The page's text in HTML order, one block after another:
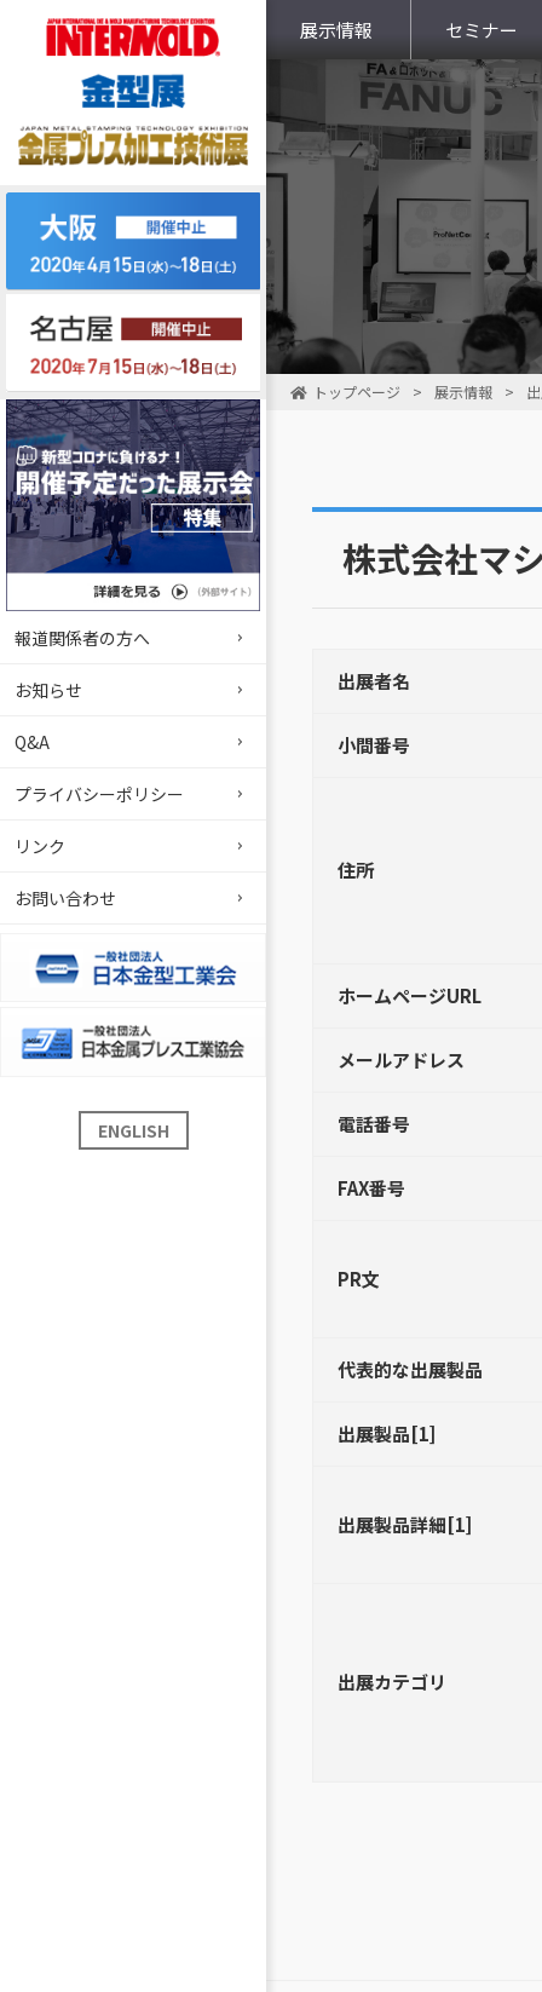
報道関係者の方へ
お知らせ
Q&A
プライバシーポリシー
リンク
お問い合わせ
ENGLISH
展示情報 セミナー
トップページ > 展示情報 >
株式会社マ
出展者名
小間番号
住所
ホームページURL
メールアドレス
電話番号
FAX番号
PR文
代表的な出展製品
出展製品[1]
出展製品詳細[1]
出展カテゴリ